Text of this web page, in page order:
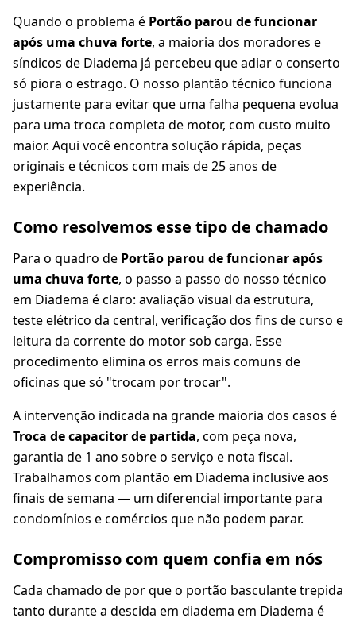
Quando o problema é Portão parou de funcionar
após uma chuva forte, a maioria dos moradores e
síndicos de Diadema já percebeu que adiar o conserto
só piora o estrago. O nosso plantão técnico funciona
justamente para evitar que uma falha pequena evolua
para uma troca completa de motor, com custo muito
maior. Aqui você encontra solução rápida, peças
originais e técnicos com mais de 25 anos de
experiência.
Como resolvemos esse tipo de chamado
Para o quadro de Portão parou de funcionar após
uma chuva forte, o passo a passo do nosso técnico
em Diadema é claro: avaliação visual da estrutura,
teste elétrico da central, verificação dos fins de curso e
leitura da corrente do motor sob carga. Esse
procedimento elimina os erros mais comuns de
oficinas que só "trocam por trocar".
A intervenção indicada na grande maioria dos casos é
Troca de capacitor de partida, com peça nova,
garantia de 1 ano sobre o serviço e nota fiscal.
Trabalhamos com plantão em Diadema inclusive aos
finais de semana — um diferencial importante para
condomínios e comércios que não podem parar.
Compromisso com quem confia em nós
Cada chamado de por que o portão basculante trepida
tanto durante a descida em diadema em Diadema é